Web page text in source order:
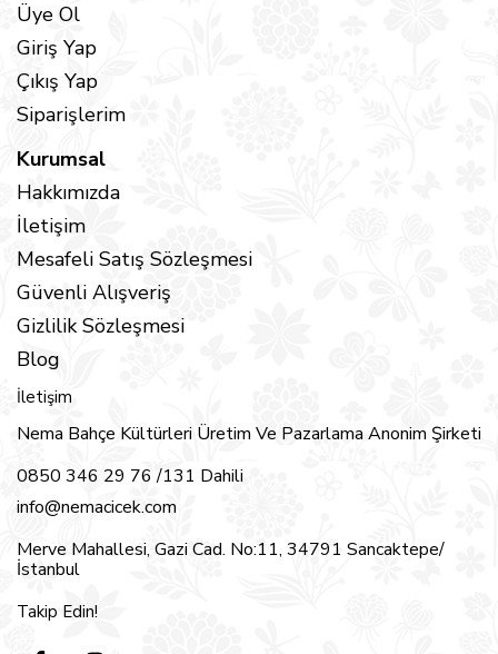
Üye Ol
Giriş Yap
Çıkış Yap
Siparişlerim
Kurumsal
Hakkımızda
İletişim
Mesafeli Satış Sözleşmesi
Güvenli Alışveriş
Gizlilik Sözleşmesi
Blog
İletişim
Nema Bahçe Kültürleri Üretim Ve Pazarlama Anonim Şirketi
0850 346 29 76 /131 Dahili
info@nemacicek.com
Merve Mahallesi, Gazi Cad. No:11, 34791 Sancaktepe/
İstanbul
Takip Edin!